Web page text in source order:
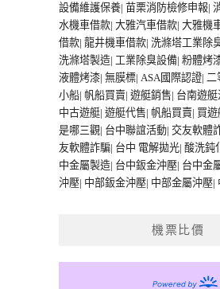
設備維護保養| 苗栗消防檢修申報|
水機車借款| 大雅汽車借款| 大雅機
借款| 龍井機車借款| 洗滌塔工業除
洗滌塔製造| 工業除臭設備| 粉體烤
液體烤漆| 無膜標| ASA國際認證| 二
小船| 帆船買賣| 遊艇銷售| 台南遊艇
中古遊艇| 遊艇代售| 帆船買賣| 買遊
是哪三觀| 台中聯誼活動| 交友軟體
友軟體詐騙| 台中 電解拋光| 酸洗鈍
中金屬製造| 台中鈑金沖壓| 台中金
沖壓| 中部鈑金沖壓| 中部金屬沖壓|
機票比價